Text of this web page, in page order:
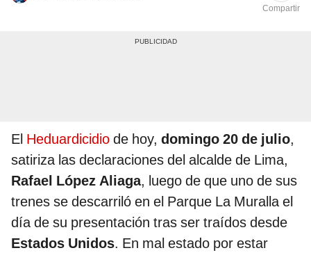
Compartir
El Heduardicidio de hoy, domingo 20 de julio,
satiriza las declaraciones del alcalde de Lima,
Rafael López Aliaga, luego de que uno de sus
trenes se descarriló en el Parque La Muralla el
día de su presentación tras ser traídos desde
Estados Unidos. En mal estado por estar